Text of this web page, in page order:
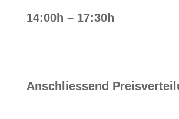
14:00h – 17:30h
Anschliessend